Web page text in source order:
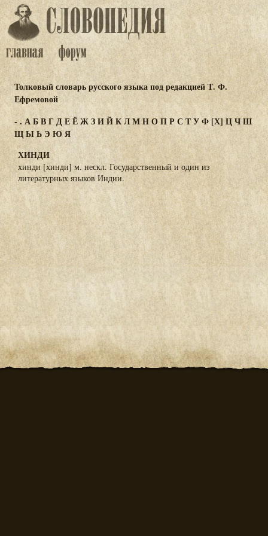
Толковый словарь русского языка под редакцией Т. Ф.
Ефремовой
- . АБВГДЕЁЖЗИЙКЛМНОПР С ТУФ [Х] ЦЧШ
ЩЫЬЭ ЮЯ
ХИНДИ
хинди [хинди] м. нескл. Государственный и один из
литературных языков Индии.